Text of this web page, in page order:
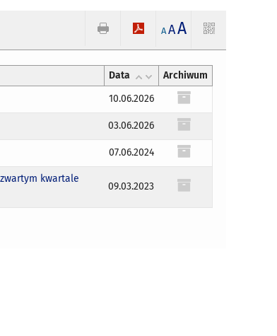
A AA
Data
Archiwum
10.06.2026
03.06.2026
07.06.2024
kwartale
09.03.2023